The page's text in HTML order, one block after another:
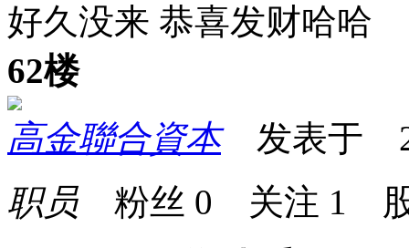
好久没来 恭喜发财哈哈
62楼
高金聯合資本发表于
职员 粉丝 0 关注 1